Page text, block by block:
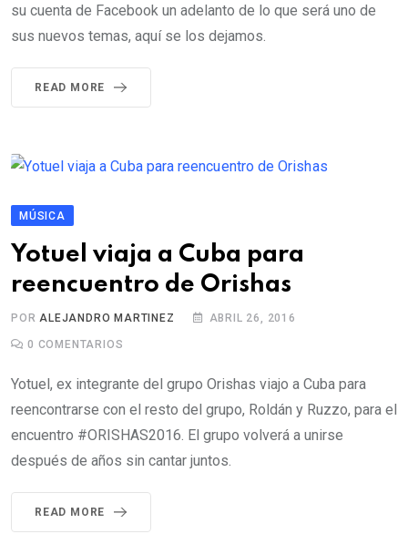
su cuenta de Facebook un adelanto de lo que será uno de
sus nuevos temas, aquí se los dejamos.
READ MORE
MÚSICA
Yotuel viaja a Cuba para
reencuentro de Orishas
POR ALEJANDRO MARTINEZ ABRIL 26, 2016
0 COMENTARIOS
Yotuel, ex integrante del grupo Orishas viajo a Cuba para
reencontrarse con el resto del grupo, Roldán y Ruzzo, para el
encuentro #ORISHAS2016. El grupo volverá a unirse
después de años sin cantar juntos.
READ MORE